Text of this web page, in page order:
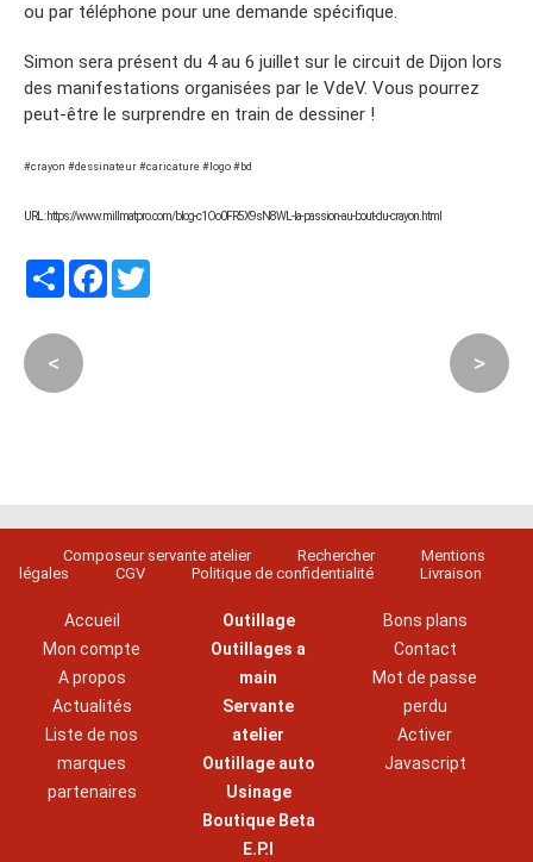
ou par téléphone pour une demande spécifique.
Simon sera présent du 4 au 6 juillet sur le circuit de Dijon lors
des manifestations organisées par le VdeV. Vous pourrez
peut-être le surprendre en train de dessiner !
#crayon #dessinateur #caricature #logo #bd
URL : https://www.millmatpro.com/blog-c1Oo0FR5X9sN8WL-la-passion-au-bout-du-crayon.html
PartagerFacebook
< >
Composeur servante atelier Rechercher
Mentions
légales
CGV Politique de confidentialité Livraison
Accueil
Mon compte
A propos
Actualités
Liste de nos
marques
partenaires
Outillage
Outillages a
main
Servante
atelier
Outillage auto
Usinage
Boutique Beta
E.P.I
Bons plans
Contact
Mot de passe
perdu
Activer
Javascript